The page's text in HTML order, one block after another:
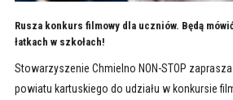
Rusza konkurs filmowy dla uczniów. Będą
łatkach w szkołach!
Stowarzyszenie Chmielno NON-STOP
powiatu kartuskiego do udziału w konkursie